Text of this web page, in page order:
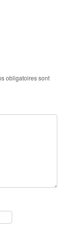
obligatoires sont